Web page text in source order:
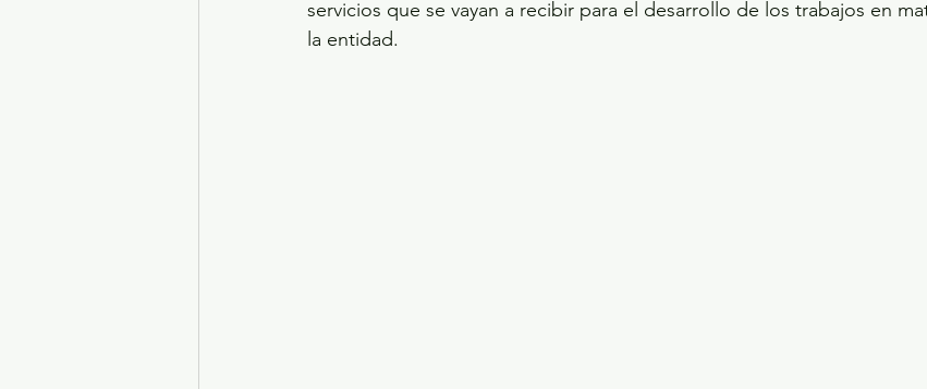
servicios que se vayan a recibir para el desarrollo de los trabajos en
la entidad.